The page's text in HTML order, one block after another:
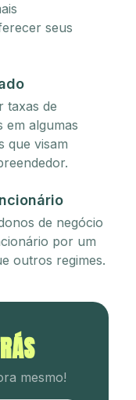
seus
taxas de
em algumas
que visam
de negócio
por um
outros regimes.
mesmo!